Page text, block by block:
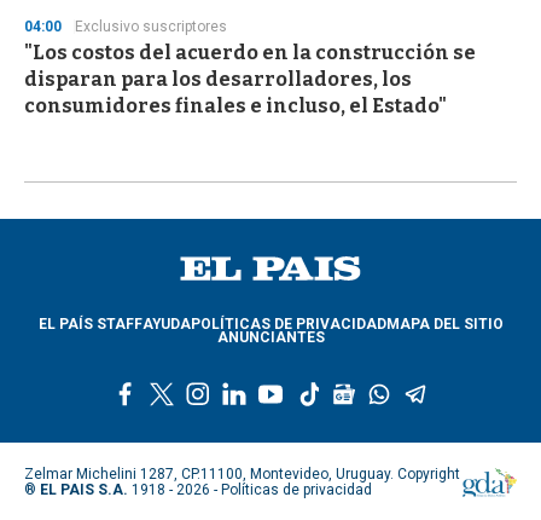
04:00 Exclusivo suscriptores
"Los costos del acuerdo en la construcción se
disparan para los desarrolladores, los
consumidores finales e incluso, el Estado"
EL PAÍS STAFFAYUDAPOLÍTICAS DE PRIVACIDADMAPA DEL SITIO
ANUNCIANTES
c
e
b
w
i
t
s
t
a
l
n
k
e
y
u
u
t
k
o
g
o
l
w
a
s
l
e
g
Zelmar Michelini 1287, CP.11100, Montevideo, Uruguay. Copyright
® EL PAIS S.A. 1918 - 2026 - Políticas de privacidad